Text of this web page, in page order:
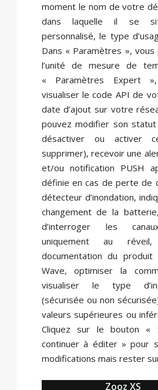
moment le nom de votre
dans laquelle il se
personnalisé, le type
Dans « Paramètres »,
l’unité de mesure de
« Paramètres Expert
visualiser le code API de
date d’ajout sur votre
pouvez modifier son
désactiver ou activer
supprimer), recevoir une
et/ou notification PUSH
définie en cas de perte de
détecteur d’inondation,
changement de la
d’interroger les
uniquement au
documentation du
Wave, optimiser la
visualiser le type
(sécurisée ou non
valeurs supérieures ou
Cliquez sur le bouton «
continuer à éditer » pour
modifications mais rester
Zooz XS